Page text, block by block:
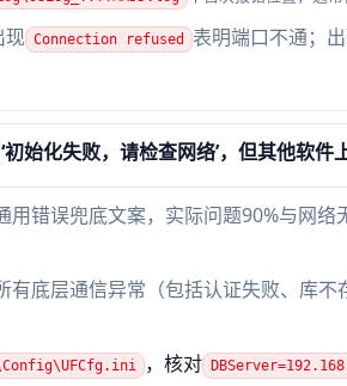
现 Connection refused 表明端口不通；
初始化失败，请检查网络’，但其他软件
用错误兜底文案，实际问题90%与网
有底层通信异常（包括认证失败、库不
，核对